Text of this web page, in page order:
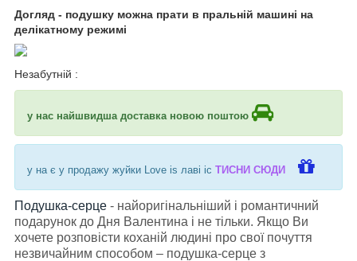
Догляд - подушку можна прати в пральній машині на
делікатному режимі
Незабутній :
у нас найшвидша доставка новою поштою
у на є у продажу жуйки Love is лаві іс ТИСНИ СЮДИ
Подушка-серце - найоригінальніший і романтичний
подарунок до Дня Валентина і не тільки. Якщо Ви
хочете розповісти коханій людині про свої почуття
незвичайним способом – подушка-серце з